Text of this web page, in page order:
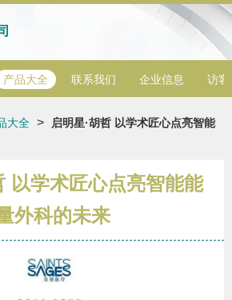
产品大全 联系我们 企业信息 访客
大全 >
启明星·胡哲 以学术匠心点亮智能
以学术匠心点亮智能能
外科的未来